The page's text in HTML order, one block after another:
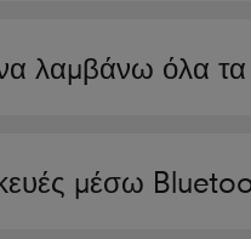
λαμβάνω όλα τα
μέσω